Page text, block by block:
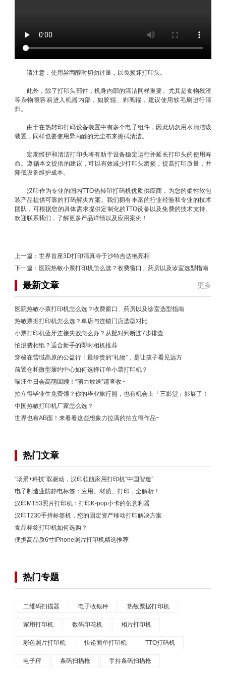
请注意：使用异丙醇时切勿过量，以免损坏打印头。
此外，除了打印头部件，机身内部的清洁同样重要。尤其是食物残渣
等杂物很容易进入机器内部，如胶辊、剥离辊，建议使用软毛刷进行清
扫。
由于在热转印打码设备装置中有多个电子组件，因此切勿用水清洁该
装置，同样也要使用异丙醇的无尘布来擦拭清洁。
定期维护和清洁打印头将有助于设备稳定运行并延长打印头的使用寿
命。遵循本文提供的建议，可以有效减少打印头磨损，提高打印质量，并
降低设备维护成本。
汉印作为专业的国内TTO热转印打码机优质供应商，为您的柔性软包
装产品提供可靠的打码解决方案。我们拥有丰富的行业经验和专业的技术
团队，可根据您的具体需求提供定制化的TTO设备以及免费的技术支持。
欢迎联系我们，了解更多产品详情以及应用案例！
上一篇： 世界首座3D打印清真寺于沙特吉达艳亮相
下一篇： 医院热敏小票打印机怎么选？收费窗口、药房以及诊室选型指南
最新文章 更多
医院热敏小票打印机怎么选？收费窗口、药房以及诊室选型指南
热敏票据打印机怎么选？单店与连锁门店选型对比
小票打印机蓝牙连接失败怎么办？从配对到断连7步排查
怕浪费相纸？适合新手的即时相机推荐
穿梭在雪域高原的公益行丨最珍贵的“礼物”，是让孩子看见远方
前置仓和微型履约中心如何选择订单小票打印机？
喵汪生日会高萌回顾！“萌力放送”请查收~
拍立得毕业生免费领？你的毕业旅行照，也有机会上「三影堂」影展了！
中国热敏打印机厂家怎么选？
世界也有AB面！来看看这些想象力拉满的拍立得作品~
热门文章
“场景+科技”双驱动，汉印领航家用打印机“中国智造”
电子制造业防静电标签：应用、材质、打印，全解析！
汉印MT53照片打印机：打印K-pop小卡的创意利器
汉印T230手持标签机，您的固定资产移动打印解决方案
食品标签打印机如何选购？
便携高品质6寸iPhone照片打印机精选推荐
热门专题
二维码扫描器 电子收银秤 热敏票据打印机
家用打印机 数码印花机 相片打印机
彩色照片打印机 快递面单打印机 TTO打码机
电子秤 条码扫描枪 手持条码扫描枪